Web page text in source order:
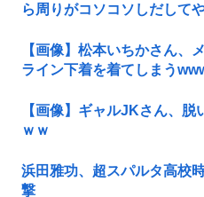
ら周りがコソコソしだして
【画像】松本いちかさん、
ライン下着を着てしまう
【画像】ギャルJKさん、
ｗｗ
浜田雅功、超スパルタ高校
撃